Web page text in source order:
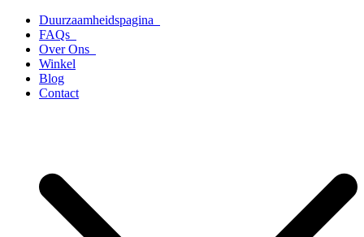
naar
inhoud
Duurzaamheidspagina
FAQs
Over Ons
Winkel
Blog
Contact